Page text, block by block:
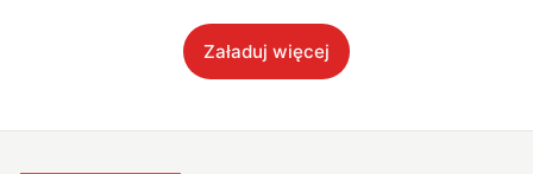
Załaduj więcej